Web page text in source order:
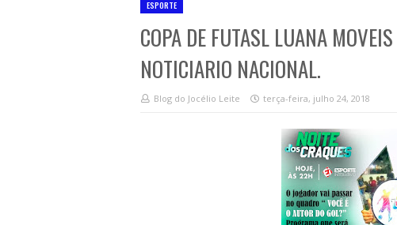
ESPORTE
COPA DE FUTASL LUANA
NOTICIARIO NACIONAL.
Blog do Jocélio Leite terça-feira, julho 24, 2018